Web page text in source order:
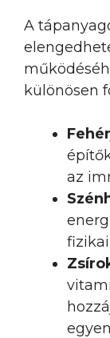
A
különösen
az